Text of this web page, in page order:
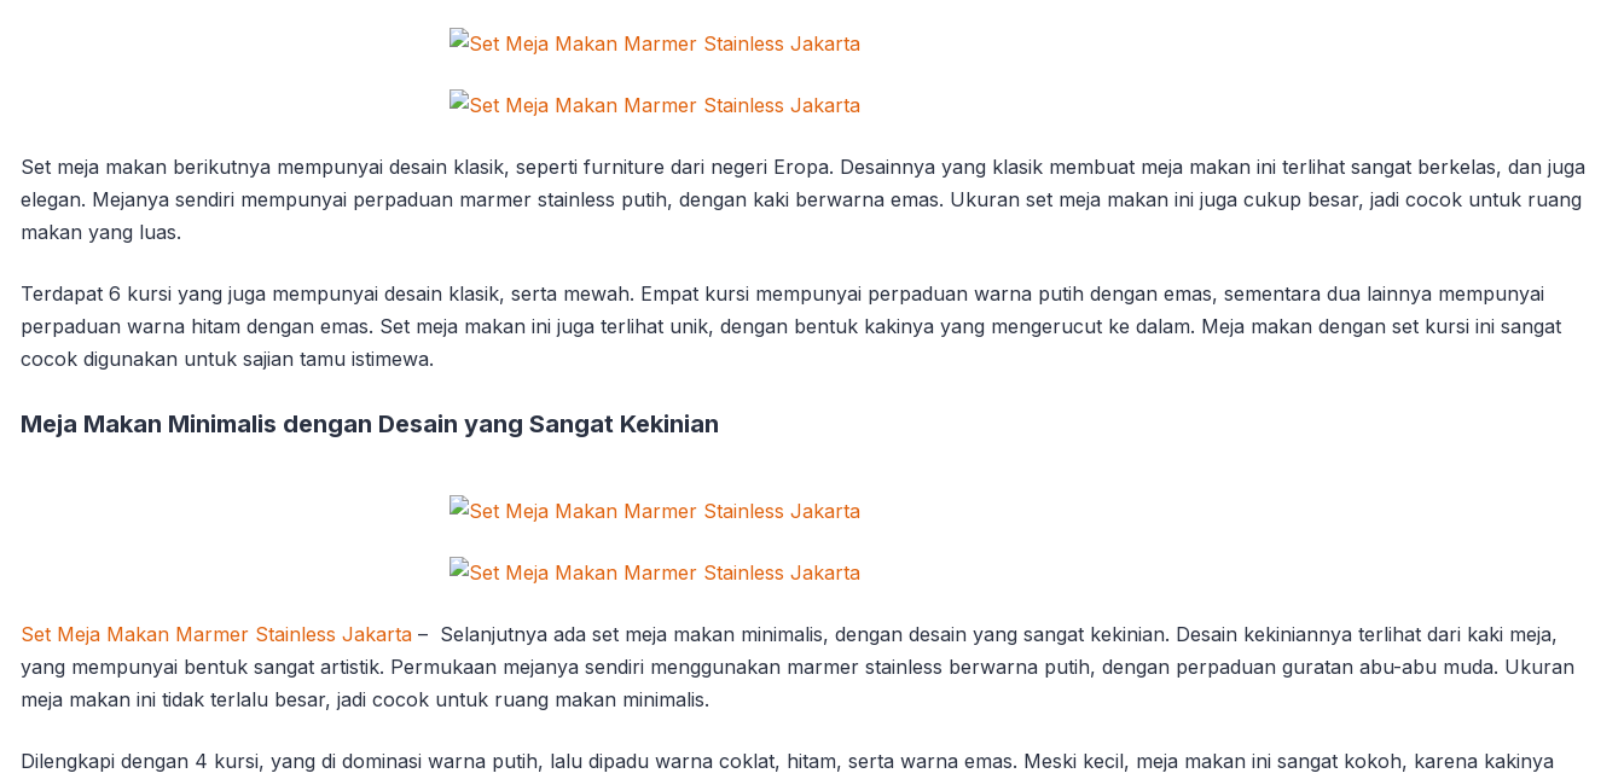
Set meja makan berikutnya mempunyai desain klasik, seperti furniture dari negeri Eropa. Desainnya yang klasik membuat meja makan ini terlihat sangat berkelas, dan juga
elegan. Mejanya sendiri mempunyai perpaduan marmer stainless putih, dengan kaki berwarna emas. Ukuran set meja makan ini juga cukup besar, jadi cocok untuk ruang
makan yang luas.
Terdapat 6 kursi yang juga mempunyai desain klasik, serta mewah. Empat kursi mempunyai perpaduan warna putih dengan emas, sementara dua lainnya mempunyai
perpaduan warna hitam dengan emas. Set meja makan ini juga terlihat unik, dengan bentuk kakinya yang mengerucut ke dalam. Meja makan dengan set kursi ini sangat
cocok digunakan untuk sajian tamu istimewa.
Meja Makan Minimalis dengan Desain yang Sangat Kekinian
Set Meja Makan Marmer Stainless Jakarta – Selanjutnya ada set meja makan minimalis, dengan desain yang sangat kekinian. Desain kekiniannya terlihat dari kaki meja,
yang mempunyai bentuk sangat artistik. Permukaan mejanya sendiri menggunakan marmer stainless berwarna putih, dengan perpaduan guratan abu-abu muda. Ukuran
meja makan ini tidak terlalu besar, jadi cocok untuk ruang makan minimalis.
Dilengkapi dengan 4 kursi, yang di dominasi warna putih, lalu dipadu warna coklat, hitam, serta warna emas. Meski kecil, meja makan ini sangat kokoh, karena kakinya